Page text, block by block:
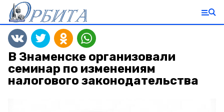
В Знаменске организовали
семинар по изменениям
налогового законодательства